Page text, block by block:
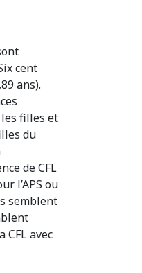
cent
ans).
filles et
du
de CFL
l’APS ou
semblent
avec